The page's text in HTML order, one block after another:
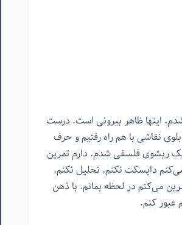
اینها ظاهر بیرونی است. درست
نقاشی با هم راه رفتیم و حرف
ریشوی فلسفی شدم. دارم تمرین
دایسکت نکنم. تحلیل نکنم.
می‌کنم در لحظه بمانم. با ذهن
کنم.